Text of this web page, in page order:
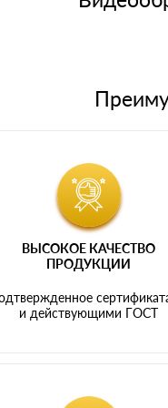
ВЫСОКОЕ КАЧЕСТВО
ПРОДУКЦИИ
и действующими ГОСТ